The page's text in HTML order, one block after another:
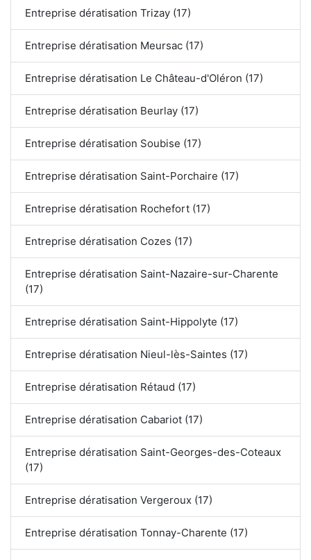
Entreprise dératisation Trizay (17)
Entreprise dératisation Meursac (17)
Entreprise dératisation Le Château-d'Oléron (17)
Entreprise dératisation Beurlay (17)
Entreprise dératisation Soubise (17)
Entreprise dératisation Saint-Porchaire (17)
Entreprise dératisation Rochefort (17)
Entreprise dératisation Cozes (17)
Entreprise dératisation Saint-Nazaire-sur-Charente
(17)
Entreprise dératisation Saint-Hippolyte (17)
Entreprise dératisation Nieul-lès-Saintes (17)
Entreprise dératisation Rétaud (17)
Entreprise dératisation Cabariot (17)
Entreprise dératisation Saint-Georges-des-Coteaux
(17)
Entreprise dératisation Vergeroux (17)
Entreprise dératisation Tonnay-Charente (17)